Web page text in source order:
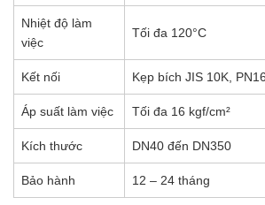
Nhiệt độ làm
việc
Tối đa 120°C
Kết nối Kẹp bích JIS 10K,
Áp suất làm việc Tối đa 16 kgf/cm²
Kích thước DN40 đến DN350
Bảo hành 12 – 24 tháng